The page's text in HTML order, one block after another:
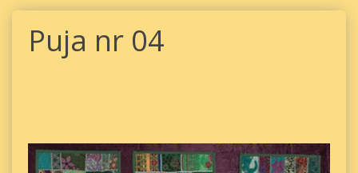
Puja nr 04